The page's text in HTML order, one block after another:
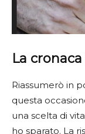
La cronaca
Riassumerò in
questa
una scelta di
ho sparato. La